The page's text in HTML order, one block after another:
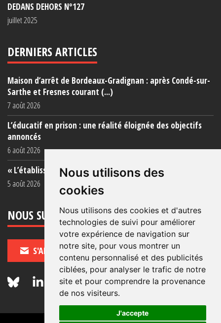
Nous utilisons des
cookies
Nous utilisons des cookies et d'autres
technologies de suivi pour améliorer
votre expérience de navigation sur
notre site, pour vous montrer un
contenu personnalisé et des publicités
ciblées, pour analyser le trafic de notre
site et pour comprendre la provenance
de nos visiteurs.
J'accepte
DEDANS DEHORS N°127
juillet 2025
DERNIERS ARTICLES
Maison d’arrêt de Bordeaux-Gradignan : après Condé-sur-
Sarthe et Fresnes courant (...)
7 août 2026
L’éducatif en prison : une réalité éloignée des objectifs
annoncés
6 août 2026
« L’établissement est une porcherie totale »
5 août 2026
NOUS SUIVRE
S'ABONNER